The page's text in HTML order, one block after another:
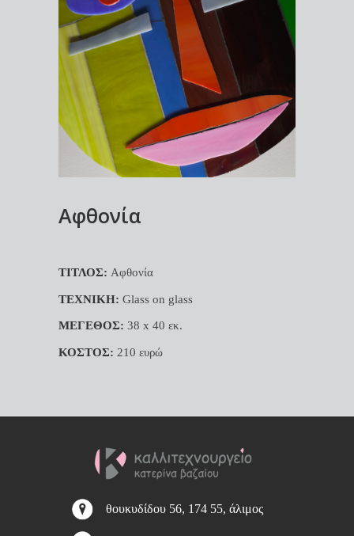
Αφθονία
ΤΙΤΛΟΣ: Αφθονία
ΤΕΧΝΙΚΗ: Glass on glass
ΜΕΓΕΘΟΣ: 38 x 40 εκ.
ΚΟΣΤΟΣ: 210 ευρώ
θουκυδίδου 56, 174 55, άλιμος